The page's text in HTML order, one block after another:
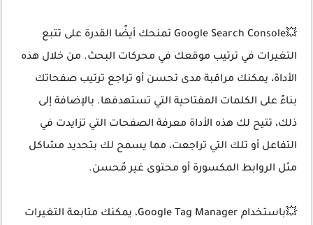
💥Google Search Console تمنحك أيضًا القدرة على تتبع
التغيرات في ترتيب موقعك في محركات البحث. من خلال هذه
الأداة، يمكنك مراقبة مدى تحسن أو تراجع ترتيب صفحاتك
بناءً على الكلمات المفتاحية التي تستهدفها. بالإضافة إلى
ذلك، تتيح لك هذه الأداة معرفة الصفحات التي تزايدت في
التفاعل أو تلك التي تراجعت، مما يسمح لك بتحديد مشاكل
مثل الروابط المكسورة أو محتوى غير مُحسن.
💥باستخدام Google Tag Manager، يمكنك متابعة التغيرات